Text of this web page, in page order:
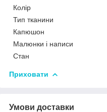
Колір
Тип тканини
Капюшон
Малюнки і написи
Стан
Приховати
Умови доставки